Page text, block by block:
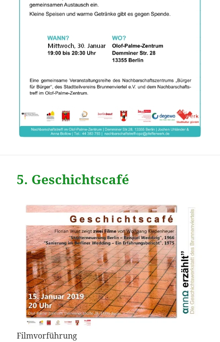
5. Geschichtscafé
Filmvorführung